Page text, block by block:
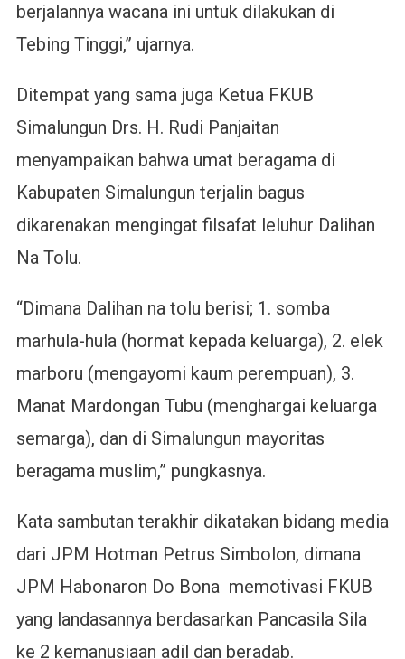
berjalannya wacana ini untuk dilakukan di
Tebing Tinggi,” ujarnya.
Ditempat yang sama juga Ketua FKUB
Simalungun Drs. H. Rudi Panjaitan
menyampaikan bahwa umat beragama di
Kabupaten Simalungun terjalin bagus
dikarenakan mengingat filsafat leluhur Dalihan
Na Tolu.
“Dimana Dalihan na tolu berisi; 1. somba
marhula-hula (hormat kepada keluarga), 2. elek
marboru (mengayomi kaum perempuan), 3.
Manat Mardongan Tubu (menghargai keluarga
semarga), dan di Simalungun mayoritas
beragama muslim,” pungkasnya.
Kata sambutan terakhir dikatakan bidang media
dari JPM Hotman Petrus Simbolon, dimana
JPM Habonaron Do Bona memotivasi FKUB
yang landasannya berdasarkan Pancasila Sila
ke 2 kemanusiaan adil dan beradab.